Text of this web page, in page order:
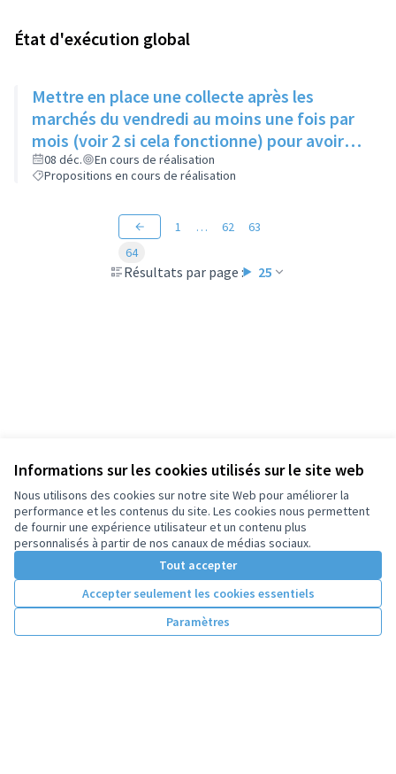
Informations sur les cookies utilisés sur le site web
Nous utilisons des cookies sur notre site Web pour améliorer la
performance et les contenus du site. Les cookies nous permettent
de fournir une expérience utilisateur et un contenu plus
personnalisés à partir de nos canaux de médias sociaux.
Tout accepter
Accepter seulement les cookies essentiels
Paramètres
État d'exécution global
Mettre en place une collecte après les
marchés du vendredi au moins une fois par
mois (voir 2 si cela fonctionne) pour avoir
des produits frais pour l'Epice'Rill
08 déc.
En cours de réalisation
Propositions en cours de réalisation
Résultats par page : 25
1 … 62
63
64